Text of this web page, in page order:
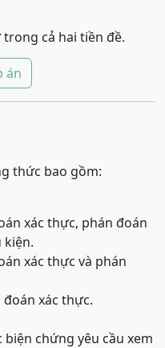
cả hai tiền đề.
án
thức bao gồm:
xác thực, phán đoán
kiện.
xác thực và phán
đoán xác thực.
chứng yêu cầu xem